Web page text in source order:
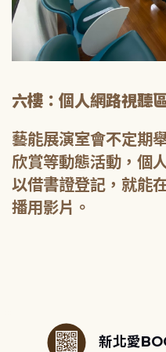
六樓：個人網路視聽
藝能展演室會不定期
欣賞等動態活動，個
以借書證登記，就能
播用影片。
新北愛